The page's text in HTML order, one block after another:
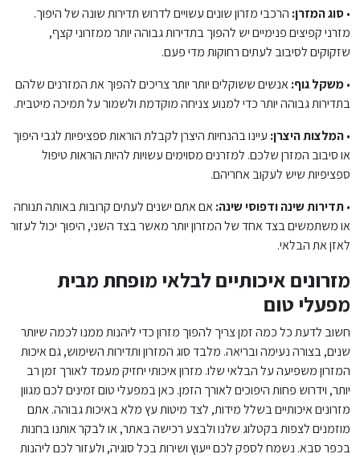
•סוג המזרן: הרכבי מזרון שונים עשויים לדרוש תדירות שונה של היפוך.
מזרני קפיצים פנימיים יש להפוך בתדירות גבוהה יותר ממזרוני קצף,
שזקוקים לסיבוב לעתים רחוקות מדי פעם.
•משקל גוף:אנשים ששוקלים יותר יותר צריכים להפוך את המזרנים שלהם
בתדירות גבוהה יותר כדי למנוע צניחה מוקדמת ולשמור על תמיכה מיטבית.
•המלצות היצרן: עיינו בהנחיות היצרן לקבלת הוראות ספציפיות לגבי היפוך
או סיבוב המזרן שלכם. למזרנים מסוימים עשויות להיות הוראות טיפול
ספציפיות שיש לעקוב אחריהם.
•תדירות שינה ודפוסי שינה:אם אתם ישנים לעתים קרובות באותה תנוחה
או משתמשים בצד אחד של המזרון יותר מאשר בצד השני, היפוך יכול לעזור
לאזן את הבלאי.
מזרונים איכותיים לבלאי מופחת מבית
מפעלי טום
חשוב לדעת כל כמה זמן צריך להפוך מזרון כדי ליהנות ממנו לכמה שיותר
שנים, בצורה נעימה ובריאה. מלבד סוג המזרון ותדירות השימוש, גם איכות
המזרון משפיעה על הבלאי שלו. מזרון איכותי יחזיק מעמד לאורך זמן רב
יותר, וידרוש פחות היפוכים לאורך הזמן. כאן במפעלי טום זמינים לכם מגוון
מזרונים איכותיים בשלל מידות, לצד מיטות עץ מלא באיכות גבוהה. אתם
מוזמנים לצפות בקטלוג שלנו ולבצע רכישה באתר, או לבקר אותנו בחנות
בכפר סבא. נשמח לספק לכם ייעוץ ושירות בכל סוגיה, ולעזור לכם ליהנות